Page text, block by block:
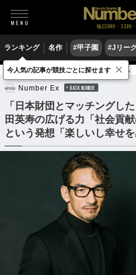
毎日6時・11時
ランキング 名作 #甲子園 #Jリー
サッカー サッカー日本代表 セリエA
Number Ex BACK NUMBER
「日本財団とマッチングし
田英寿の広げる力「社会貢
という発想「楽しいし幸せを
今人気の記事が競技ごとに探せます ×